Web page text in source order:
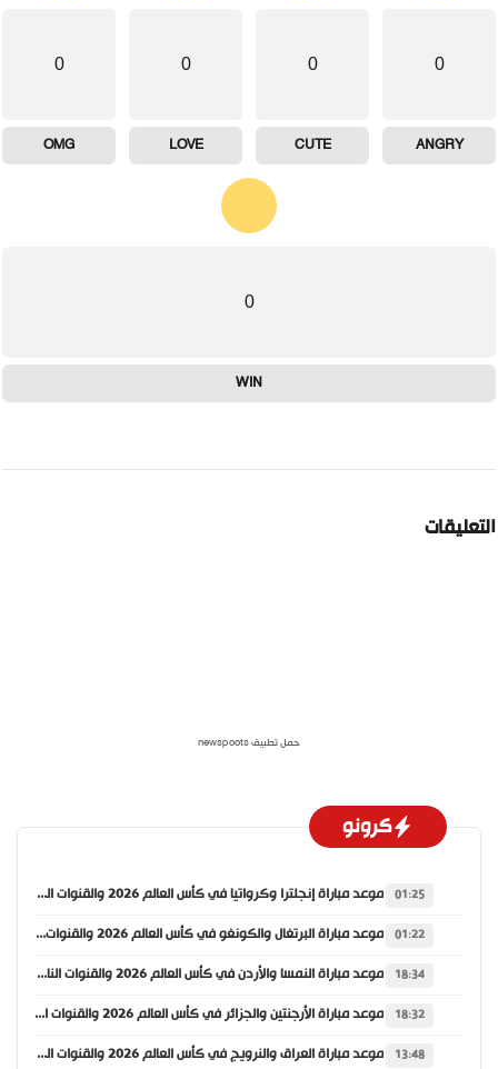
0
ANGRY
0
CUTE
0
LOVE
0
OMG
0
WIN
حمل تطبيق newspoots
كرونو
01:25 موعد مباراة إنجلترا وكرواتيا في كأس العالم 2026 والقنوات الناقلة
01:22 موعد مباراة البرتغال والكونغو في كأس العالم 2026 والقنوات الناقلة
18:34 موعد مباراة النمسا والأردن في كأس العالم 2026 والقنوات الناقلة
18:32 موعد مباراة الأرجنتين والجزائر في كأس العالم 2026 والقنوات الناقلة
13:48 موعد مباراة العراق والنرويج في كأس العالم 2026 والقنوات الناقلة